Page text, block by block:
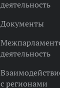
деятельность
Документы
деятельность
с регионами